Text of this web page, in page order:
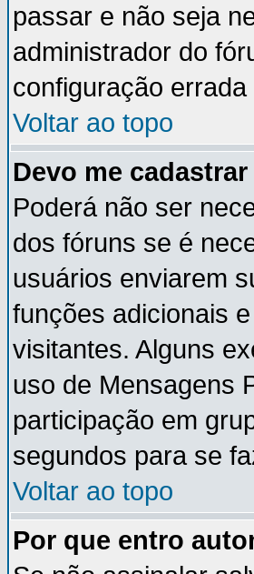
passar e não seja
administrador do
configuração
Voltar ao topo
Devo me
Poderá não ser
dos fóruns se é
usuários enviarem
funções adicionais
visitantes. Alguns
uso de Mensagens
participação em
segundos para se
Voltar ao topo
Por que entro